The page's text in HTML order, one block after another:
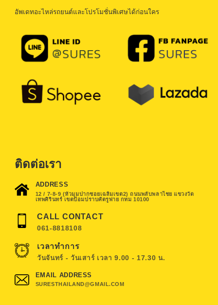
อัพเดทอะไหล่รถยนต์และโปรโมชั่นพิเศษได้ก่อนใคร
ติดต่อเรา
ADDRESS
12 / 7-8-9 (หัวมุมปากซอยเฉลิมเขต2) ถนนพลับพลาไชย แขวงวัด
เทพศิรินทร์ เขตป้อมปราบศัตรูพ่าย กทม 10100
CALL CONTACT
061-8818108
เวลาทำการ
วันจันทร์ - วันเสาร์ เวลา 9.00 - 17.30 น.
EMAIL ADDRESS
SURESTHAILAND@GMAIL.COM